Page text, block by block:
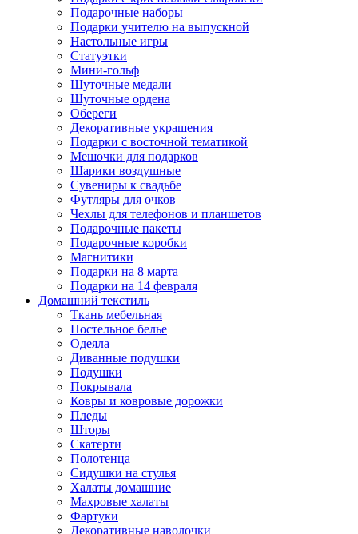
Подарочные наборы
Подарки учителю на выпускной
Настольные игры
Статуэтки
Мини-гольф
Шуточные медали
Шуточные ордена
Обереги
Декоративные украшения
Подарки с восточной тематикой
Мешочки для подарков
Шарики воздушные
Сувениры к свадьбе
Футляры для очков
Чехлы для телефонов и планшетов
Подарочные пакеты
Подарочные коробки
Магнитики
Подарки на 8 марта
Подарки на 14 февраля
Домашний текстиль
Ткань мебельная
Постельное белье
Одеяла
Диванные подушки
Подушки
Покрывала
Ковры и ковровые дорожки
Пледы
Шторы
Скатерти
Полотенца
Сидушки на стулья
Халаты домашние
Махровые халаты
Фартуки
Декоративные наволочки